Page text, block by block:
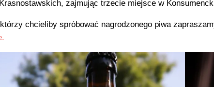
zajmując trzecie miejsce w
chcieliby spróbować nagrodzonego piwa